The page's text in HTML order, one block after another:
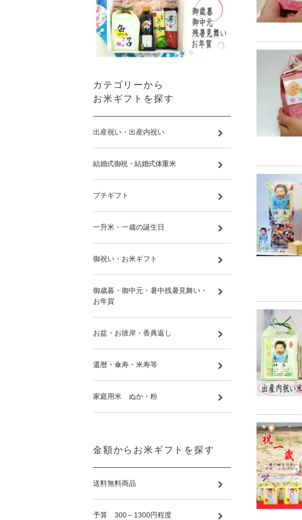
カテゴリーから
お米ギフトを探す
出産祝い・出産内祝い
結婚式御祝・結婚式体重米
プチギフト
一升米・一歳の誕生日
御祝い・お米ギフト
御歳暮・御中元・暑中残暑見舞い・
お年賀
お盆・お彼岸・香典返し
還暦・傘寿・米寿等
家庭用米 ぬか・粉
金額からお米ギフトを探す
送料無料商品
予算 300～1300円程度